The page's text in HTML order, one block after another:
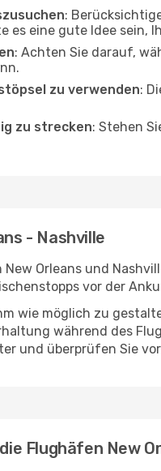
:
es eine gute Idee sein,
: Achten Sie darauf,
zu verwenden:
zu strecken: Stehen
- Nashville
Orleans und
vor der
wie möglich zu
während des
und überprüfen Sie
Flughäfen New